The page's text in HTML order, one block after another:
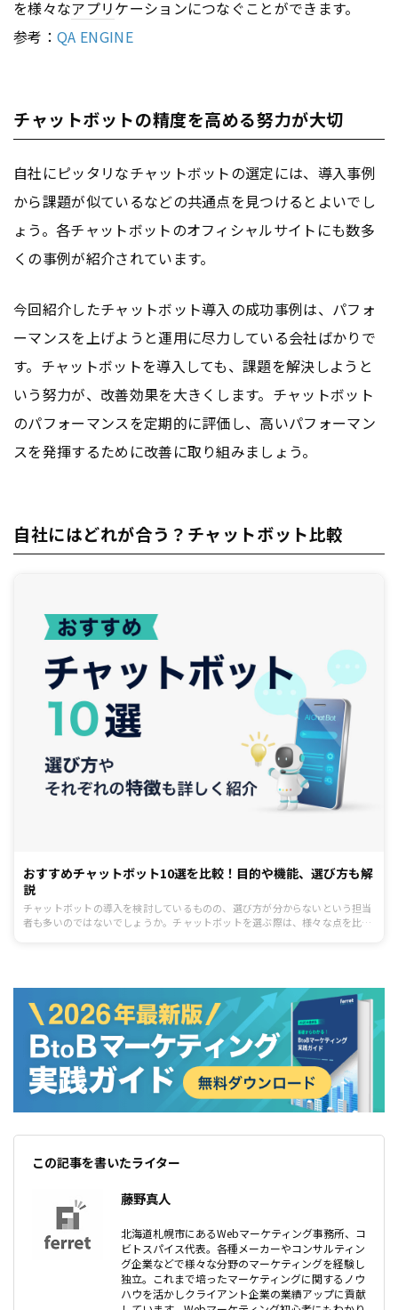
を様々なアプリケーションにつなぐことができます。
参考： QA ENGINE
チャットボットの精度を高める努力が大切
自社にピッタリなチャットボットの選定には、導入事例
から課題が似ているなどの共通点を見つけるとよいでし
ょう。各チャットボットのオフィシャルサイトにも数多
くの事例が紹介されています。
今回紹介したチャットボット導入の成功事例は、パフォ
ーマンスを上げようと運用に尽力している会社ばかりで
す。チャットボットを導入しても、課題を解決しようと
いう努力が、改善効果を大きくします。チャットボット
のパフォーマンスを定期的に評価し、高いパフォーマン
スを発揮するために改善に取り組みましょう。
自社にはどれが合う？チャットボット比較
おすすめチャットボット10選を比較！目的や機能、選び方も解
説
チャットボットの導入を検討しているものの、選び方が分からないという担当
者も多いのではないでしょうか。チャットボットを選ぶ際は、様々な点を比較
この記事を書いたライター
藤野真人
北海道札幌市にあるWebマーケティング事務所、コ
ビトスパイス代表。各種メーカーやコンサルティン
グ企業などで様々な分野のマーケティングを経験し
独立。これまで培ったマーケティングに関するノウ
ハウを活かしクライアント企業の業績アップに貢献